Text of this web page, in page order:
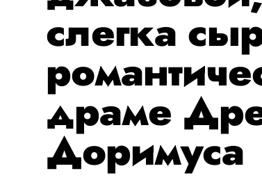
слегка
драме
Доримуса